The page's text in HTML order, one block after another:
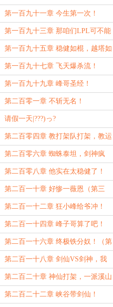
之剑！（求月票求订阅）
第一百九十一章 今生第一次！
第一百九十三章 那咱们LPL可不能
落后啊！
第一百九十五章 稳健如棍，越塔如
峰！
第一百九十七章 飞天爆杀流！
第一百九十九章 峰哥圣经！
第二百零一章 不斩无名！
请假一天|???)っ?
第二百零四章 教打架队打架，教运
营队运营！（第二更）
第二百零六章 蜘蛛泰坦，剑神疯
了！（第四更求月票求订阅）
第二百零八章 他实在太稳健了！
（第一更）
第二百一十章 好惨一薇恩（第三
更）
第二百一十二章 狂小峰给爷冲！
第二百一十四章 峰子哥算了吧！
（第一更）
第二百一十六章 终极铁分奴！（第
三更）
第二百一十八章 剑仙VS剑神，我
且与君战一场！（下）
第二百二十章 神仙打架，一派溪山
千古秀！（上）
第二百二十二章 峡谷带剑仙！